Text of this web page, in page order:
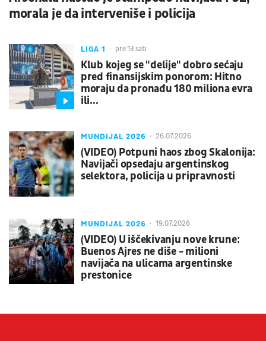
morala je da interveniše i policija
LIGA 1 pre 13 sati
Klub kojeg se "delije" dobro sećaju
pred finansijskim ponorom: Hitno
moraju da pronađu 180 miliona evra
ili...
MUNDIJAL 2026 26.07.2026
(VIDEO) Potpuni haos zbog Skalonija:
Navijači opsedaju argentinskog
selektora, policija u pripravnosti
MUNDIJAL 2026 19.07.2026
(VIDEO) U iščekivanju nove krune:
Buenos Ajres ne diše - milioni
navijača na ulicama argentinske
prestonice